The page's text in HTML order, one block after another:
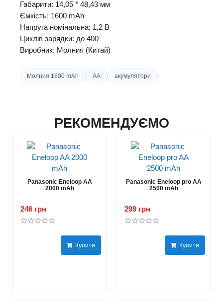
Габарити: 14,05 * 48,43 мм
Ємкість: 1600 mAh
Напруга номінальна: 1,2 В
Циклів зарядки: до 400
Виробник: Молния (Китай)
Молния 1600 mAh AA акумулятори
РЕКОМЕНДУЄМО
Panasonic Eneloop AA
2000 mAh
246 грн
Купити
Panasonic Eneloop pro AA
2500 mAh
299 грн
Купити